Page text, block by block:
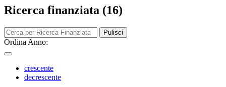
Ricerca finanziata (16)
Pulisci
Ordina Anno:
crescente
decrescente